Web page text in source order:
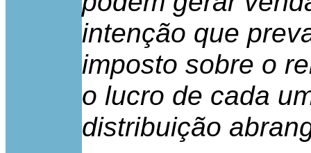
intenção que
imposto sobre o
o lucro de cada
distribuição